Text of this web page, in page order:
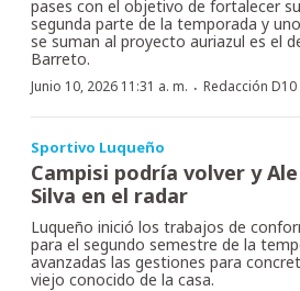
pases con el objetivo de fortalecer
segunda parte de la temporada y
se suman al proyecto auriazul es el
Barreto.
Junio 10, 2026 11:31 a. m. · Redacción D10
Sportivo Luqueño
Campisi podría volver y Ale
Silva en el radar
Luqueño inició los trabajos de
para el segundo semestre de la
avanzadas las gestiones para
viejo conocido de la casa.